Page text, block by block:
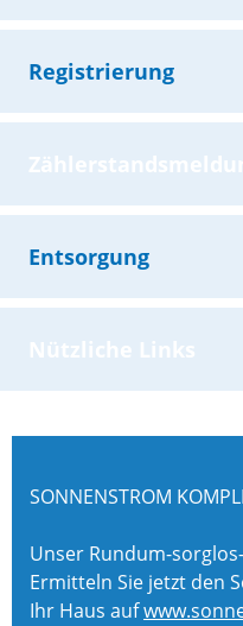
Registrierung
Entsorgung
Nützliche Links
SONNENSTROM
Unser Rundum-
Ermitteln Sie jetzt den
Ihr Haus auf